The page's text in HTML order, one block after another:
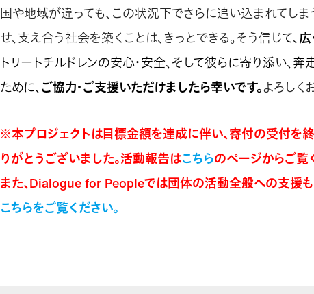
国や地域が違っても、この状況下でさらに追い込まれてし
せ、支え合う社会を築くことは、きっとできる。そう信じて、広
トリートチルドレンの安心・安全、そして彼らに寄り添い、
ために、ご協力・ご支援いただけましたら幸いです。よろしく
※本プロジェクトは目標金額を達成に伴い、寄付の受付を
りがとうございました。活動報告はこちらのページからご覧
また、Dialogue for Peopleでは団体の活動全般への支援も
こちらをご覧ください。